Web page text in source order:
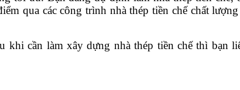
qua các công trình nhà thép tiền chế chất
cần làm xây dựng nhà thép tiền chế thì bạn